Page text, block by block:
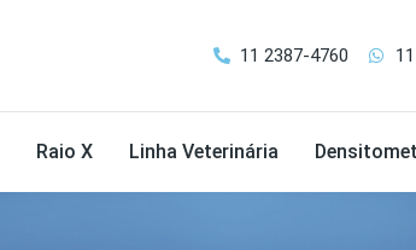
11 2387-4760
Raio X Linha Veterinária